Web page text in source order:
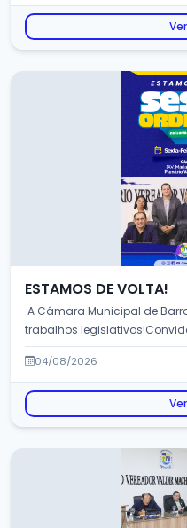
ESTAMOS DE VOLTA!
A Câmara Municipal de
trabalhos
participa...
04/08/2026